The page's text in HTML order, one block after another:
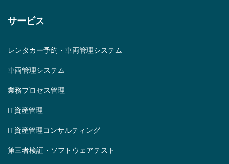
サービス
レンタカー予約・車両管理システム
車両管理システム
業務プロセス管理
IT資産管理
IT資産管理コンサルティング
第三者検証・ソフトウェアテスト